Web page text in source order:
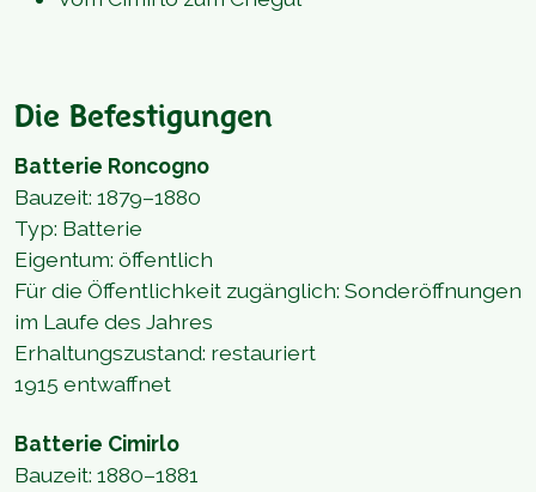
Die Befestigungen
Batterie Roncogno
Bauzeit: 1879–1880
Typ: Batterie
Eigentum: öffentlich
Für die Öffentlichkeit zugänglich: Sonderöffnungen
im Laufe des Jahres
Erhaltungszustand: restauriert
1915 entwaffnet
Batterie Cimirlo
Bauzeit: 1880–1881